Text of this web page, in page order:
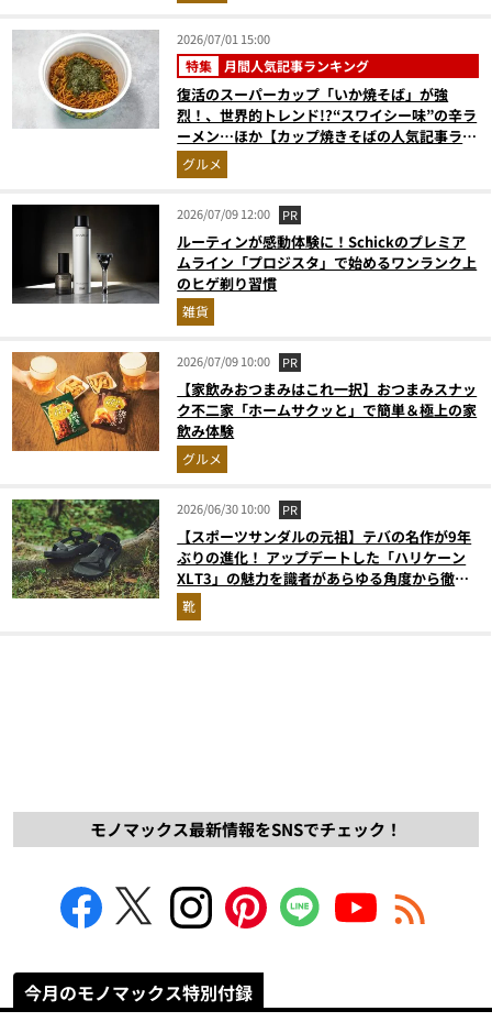
2026/07/01 15:00
特集 月間人気記事ランキング
復活のスーパーカップ「いか焼そば」が強
烈！、世界的トレンド!?“スワイシー味”の辛ラ
ーメン…ほか【カップ焼きそばの人気記事ラン
キングベスト3】（2026年5月版）
グルメ
2026/07/09 12:00 PR
ルーティンが感動体験に！Schickのプレミア
ムライン「プロジスタ」で始めるワンランク上
のヒゲ剃り習慣
雑貨
2026/07/09 10:00 PR
【家飲みおつまみはこれ一択】おつまみスナッ
ク不二家「ホームサクッと」で簡単＆極上の家
飲み体験
グルメ
2026/06/30 10:00 PR
【スポーツサンダルの元祖】テバの名作が9年
ぶりの進化！ アップデートした「ハリケーン
XLT3」の魅力を識者があらゆる角度から徹底
解説！
靴
モノマックス最新情報をSNSでチェック！
今月のモノマックス特別付録